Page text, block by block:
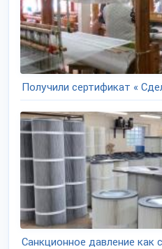
Получили сертификат «
Санкционное давление как